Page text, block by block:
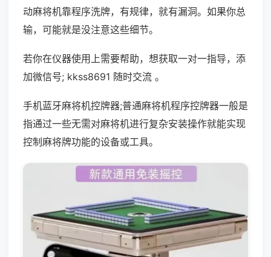
动麻将机靠程序洗牌，有规律，就有漏洞。如果你总
输，可能就是没注意这些细节。
若你在仪器使用上需要帮助，想获取一对一指导，添
加微信号; kkss8691 随时交流 。
手机蓝牙麻将机控牌器;普通麻将机程序控牌器一般是
指通过一些无需对麻将机进行复杂安装操作就能实现
控制麻将牌功能的设备或工具。